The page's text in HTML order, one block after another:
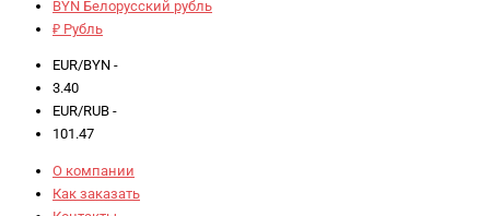
BYN Белорусский рубль
₽ Рубль
EUR/BYN -
3.40
EUR/RUB -
101.47
О компании
Как заказать